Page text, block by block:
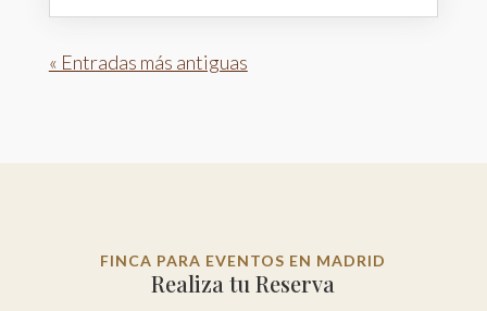
« Entradas más antiguas
FINCA PARA EVENTOS EN MADRID
Realiza tu Reserva